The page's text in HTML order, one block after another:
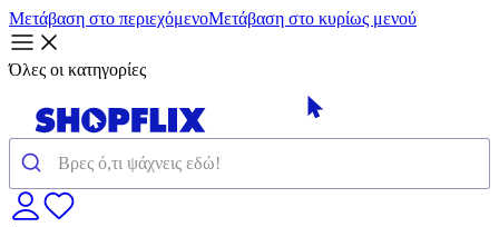
Μετάβαση στο περιεχόμενοΜετάβαση στο κυρίως μενού
Όλες οι κατηγορίες